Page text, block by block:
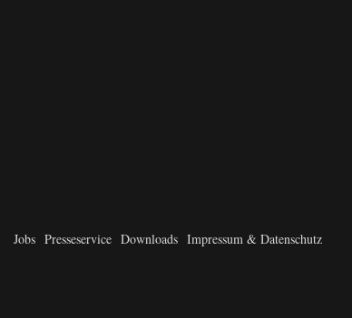
Jobs Presseservice Downloads Impressum & Datenschutz